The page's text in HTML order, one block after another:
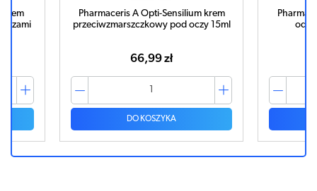
krem
Pharmaceris A Opti-Sensilium krem
przeciwzmarszczkowy pod oczy 15ml
66,99 zł
DO KOSZYKA